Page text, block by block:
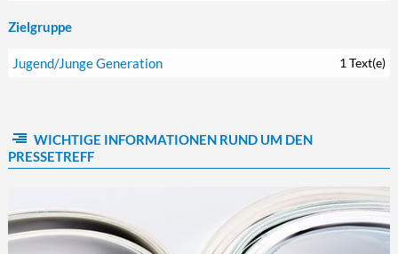
Zielgruppe
Jugend/Junge Generation 1 Text(e)
WICHTIGE INFORMATIONEN RUND UM DEN
PRESSETREFF